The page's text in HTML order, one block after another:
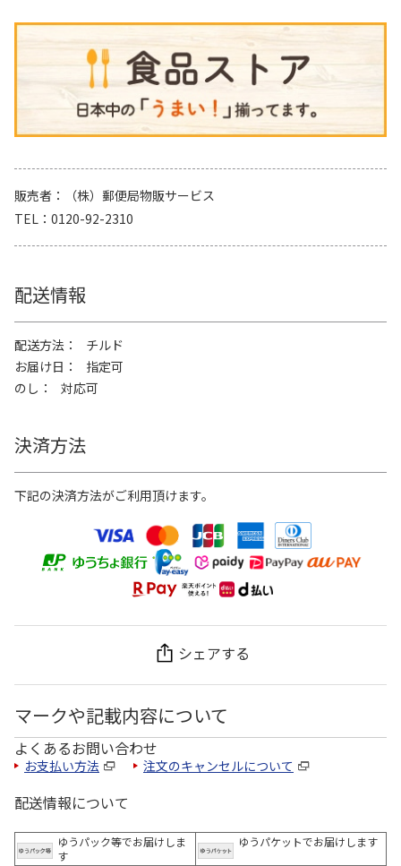
販売者
（株）郵便局物販サービス
TEL
0120-92-2310
配送情報
配送方法
チルド
お届け日
指定可
のし
対応可
決済方法
下記の決済方法がご利用頂けます。
シェアする
マークや記載内容について
よくあるお問い合わせ
お支払い方法 注文のキャンセルについて
配送情報について
ゆうパック等でお届けしま
す
ゆうパケットでお届けします